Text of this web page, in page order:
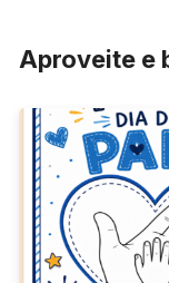
Aproveite e